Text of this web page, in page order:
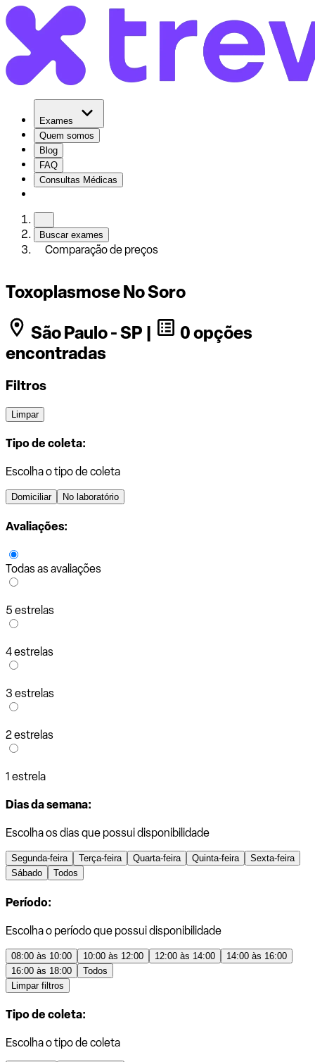
Exames
Quem somos
Blog
FAQ
Consultas Médicas
Buscar exames
Comparação de preços
Toxoplasmose No Soro
São Paulo - SP |
0 opções
encontradas
Filtros
Limpar
Tipo de coleta:
Escolha o tipo de coleta
Domiciliar No laboratório
Avaliações:
Todas as avaliações
5 estrelas
4 estrelas
3 estrelas
2 estrelas
1 estrela
Dias da semana:
Escolha os dias que possui disponibilidade
Segunda-feira Terça-feira Quarta-feira Quinta-feira
Sexta-feira
Sábado
Todos
Período:
Escolha o período que possui disponibilidade
08:00 às 10:00 10:00 às 12:00 12:00 às 14:00
14:00 às 16:00
16:00 às 18:00
Todos
Limpar filtros
Tipo de coleta:
Escolha o tipo de coleta